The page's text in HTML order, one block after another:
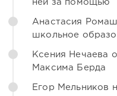
ней за помощью
Анастасия
школьное
Ксения Нечаева
Максима Берда
Егор Мельников